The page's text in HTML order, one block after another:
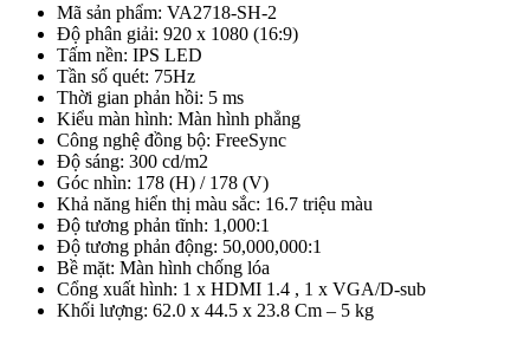
Mã sản phẩm: VA2718-SH-2
Độ phân giải: 920 x 1080 (16:9)
Tấm nền: IPS LED
Tần số quét: 75Hz
Thời gian phản hồi: 5 ms
Kiểu màn hình: Màn hình phẳng
Công nghệ đồng bộ: FreeSync
Độ sáng: 300 cd/m2
Góc nhìn: 178 (H) / 178 (V)
Khả năng hiển thị màu sắc: 16.7 triệu màu
Độ tương phản tĩnh: 1,000:1
Độ tương phản động: 50,000,000:1
Bề mặt: Màn hình chống lóa
Cổng xuất hình: 1 x HDMI 1.4 , 1 x VGA/D-sub
Khối lượng: 62.0 x 44.5 x 23.8 Cm – 5 kg